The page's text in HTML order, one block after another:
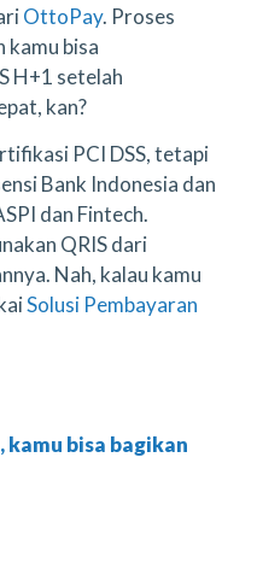
OttoPay. Proses
kamu bisa
H+1 setelah
kan?
PCI DSS, tetapi
Bank Indonesia dan
dan Fintech.
QRIS dari
Nah, kalau kamu
Solusi Pembayaran
bisa bagikan